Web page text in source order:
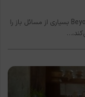
پایان سریال کره‌ای فراتر از وکالت Beyond the Bar بسیاری از مسائل باز را